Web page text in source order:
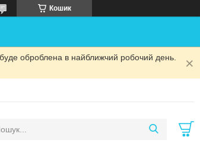
Кошик
оброблена в найближчий робочий день.